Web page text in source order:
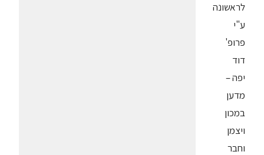
לראשונה
ע"י
פרופ'
דוד
יפה –
מדען
במכון
ויצמן
וחבר